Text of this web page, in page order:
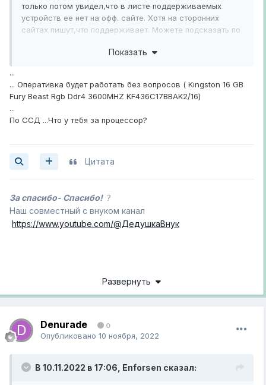
только потом увидел,что в листе поддерживаемых
устройств ее нет на офф. сайте. Хотя на сторонних
сайтах пишут,что поддерживает. Можете подсказать по
диска нет вообще. Материнка поддерживает PCI express
4.0
Показать
...
... Оперативка будет работать без вопросов ( Kıngston 16 GB
Fury Beast Rgb Ddr4 3600MHZ KF436C17BBAK2/16)
...
По ССД ...Что у тебя за процессор?
Цитата
За спасибо- Спасибо! ?
Наш совместный с внуком канал
https://www.youtube.com/@ДедушкаВнук
Развернуть
Denurade 0
Опубликовано 10 ноября, 2022
В 10.11.2022 в 17:06, Enforsen сказал: